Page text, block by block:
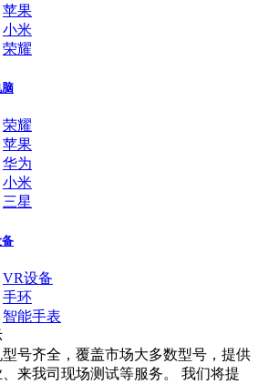
苹果
小米
荣耀
荣耀
苹果
华为
小米
三星
VR设备
手环
智能手表
号齐全，覆盖市场大多数型号，提供
来我司现场测试等服务。 我们将提